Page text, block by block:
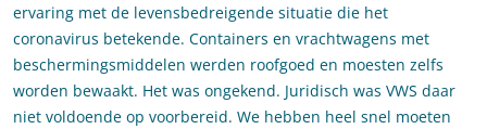
ervaring met de levensbedreigende situatie die het
coronavirus betekende. Containers en vrachtwagens met
beschermingsmiddelen werden roofgoed en moesten zelfs
worden bewaakt. Het was ongekend. Juridisch was VWS daar
niet voldoende op voorbereid. We hebben heel snel moeten